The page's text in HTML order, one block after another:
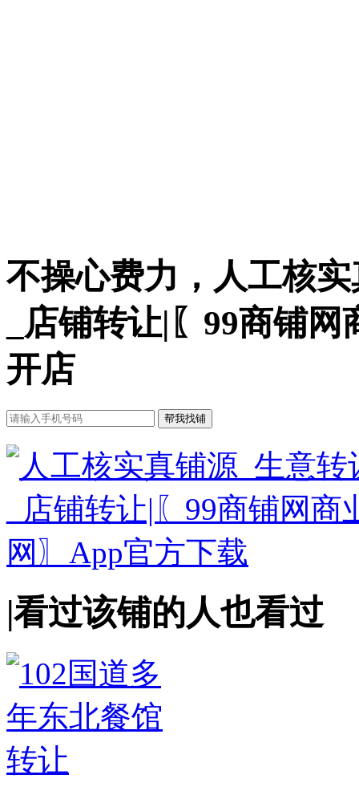
不操心费力，人工核
_店铺转让|〖99商铺
开店
|看过该铺的人也看过